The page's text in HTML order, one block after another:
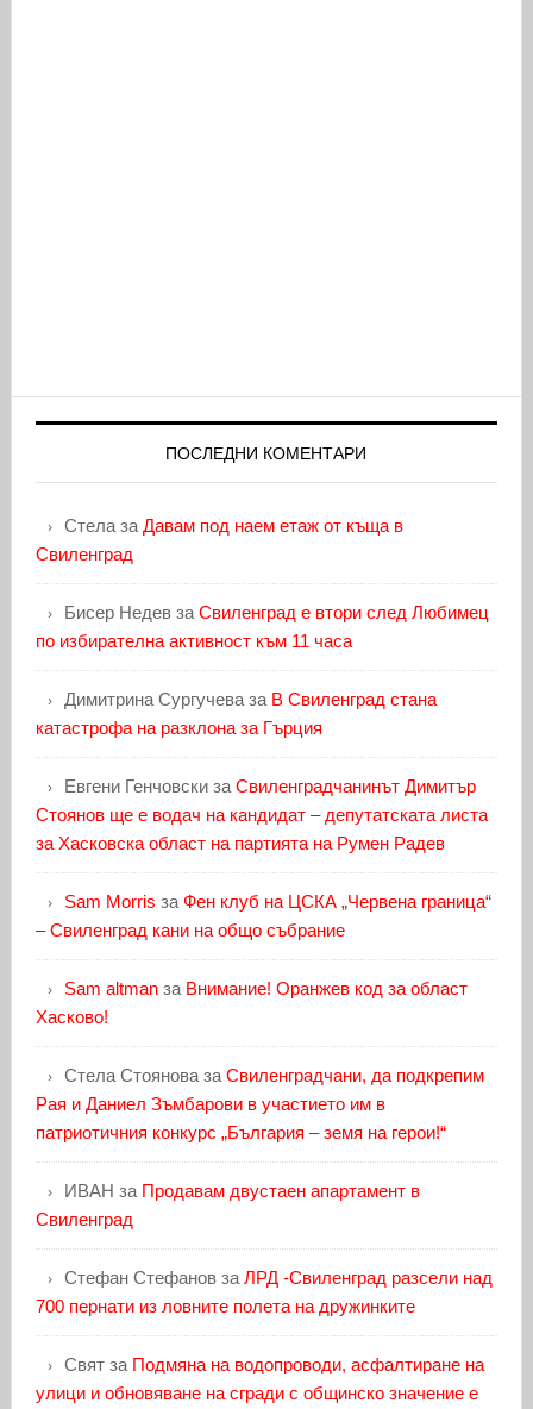
ПОСЛЕДНИ КОМЕНТАРИ
Стелаза Давам под наем етаж от къща в
Свиленград
Бисер Недевза Свиленград е втори след Любимец
по избирателна активност към 11 часа
Димитрина Сургучеваза В Свиленград стана
катастрофа на разклона за Гърция
Евгени Генчовскиза Свиленградчанинът Димитър
Стоянов ще е водач на кандидат – депутатската листа
за Хасковска област на партията на Румен Радев
Sam Morris за Фен клуб на ЦСКА „Червена граница“
– Свиленград кани на общо събрание
Sam altmanза Внимание! Оранжев код за област
Хасково!
Стела Стояноваза Свиленградчани, да подкрепим
Рая и Даниел Зъмбарови в участието им в
патриотичния конкурс „България – земя на герои!“
ИВАН за Продавам двустаен апартамент в
Свиленград
Стефан Стефановза ЛРД -Свиленград разсели над
700 пернати из ловните полета на дружинките
Святза Подмяна на водопроводи, асфалтиране на
улици и обновяване на сгради с общинско значение е